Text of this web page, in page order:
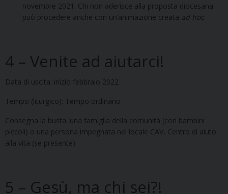
novembre 2021. Chi non aderisce alla proposta diocesana
può procedere anche con un’animazione creata ad hoc
4 – Venite ad aiutarci!
Data di uscita: inizio febbraio 2022
Tempo (liturgico): Tempo ordinario
Consegna la busta: una famiglia della comunità (con bambini
piccoli) o una persona impegnata nel locale CAV, Centro di aiuto
alla vita (se presente)
5 – Gesù, ma chi sei?!